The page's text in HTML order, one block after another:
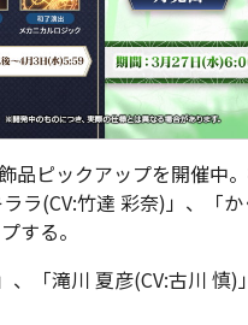
品ピックアップを開催中
ラ(CV:竹達 彩奈)」、「
する。
「滝川 夏彦(CV:古川 慎)